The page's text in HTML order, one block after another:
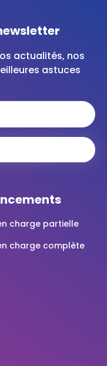
charge partielle
charge complète
actualités, nos
astuces